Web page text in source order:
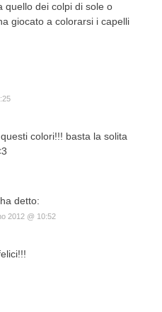
quello dei colpi di sole o
giocato a colorarsi i capelli
colori!!! basta la solita
ha detto:
2012 @ 10:52